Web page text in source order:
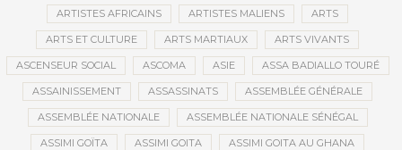
ARTISTES AFRICAINS ARTISTES MALIENS ARTS
ARTS ET CULTURE ARTS MARTIAUX ARTS VIVANTS
ASCENSEUR SOCIAL ASCOMA ASIE ASSA BADIALLO TOURÉ
ASSAINISSEMENT ASSASSINATS ASSEMBLÉE GÉNÉRALE
ASSEMBLÉE NATIONALE ASSEMBLÉE NATIONALE SÉNÉGAL
ASSIMI GOÏTA ASSIMI GOITA ASSIMI GOITA AU GHANA